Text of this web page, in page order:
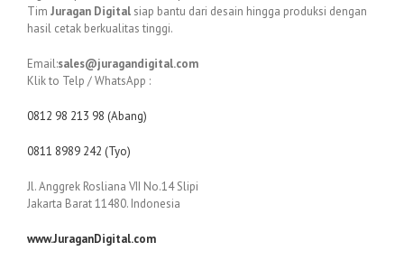
Tim Juragan Digital siap bantu dari desain hingga produksi dengan
hasil cetak berkualitas tinggi.
Email:sales@juragandigital.com
Klik to Telp / WhatsApp :
0812 98 213 98 (Abang)
0811 8989 242 (Tyo)
Jl. Anggrek Rosliana VII No.14 Slipi
Jakarta Barat 11480. Indonesia
www.JuraganDigital.com